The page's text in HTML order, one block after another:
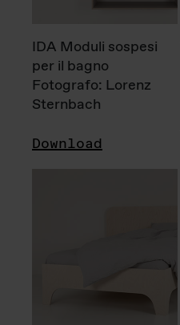
IDA Moduli sospesi
per il bagno
Fotografo: Lorenz
Sternbach
Download